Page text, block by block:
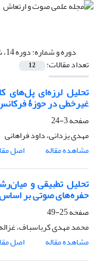
دوره و شماره:دوره 14، شماره 28، اسفند 1404
تعداد مقالات: 12
تحلیل لرزه‌ای پل‌های
غیرخطی در حوزۀ
صفحه3-24
مهدی یزدانی، داود فراهانی
مشاهده مقاله
اصل
تحلیل تطبیقی و
حفره‌های صوتی بر
صفحه25-49
محمد مهدی کرباسباف،
مشاهده مقاله
اصل